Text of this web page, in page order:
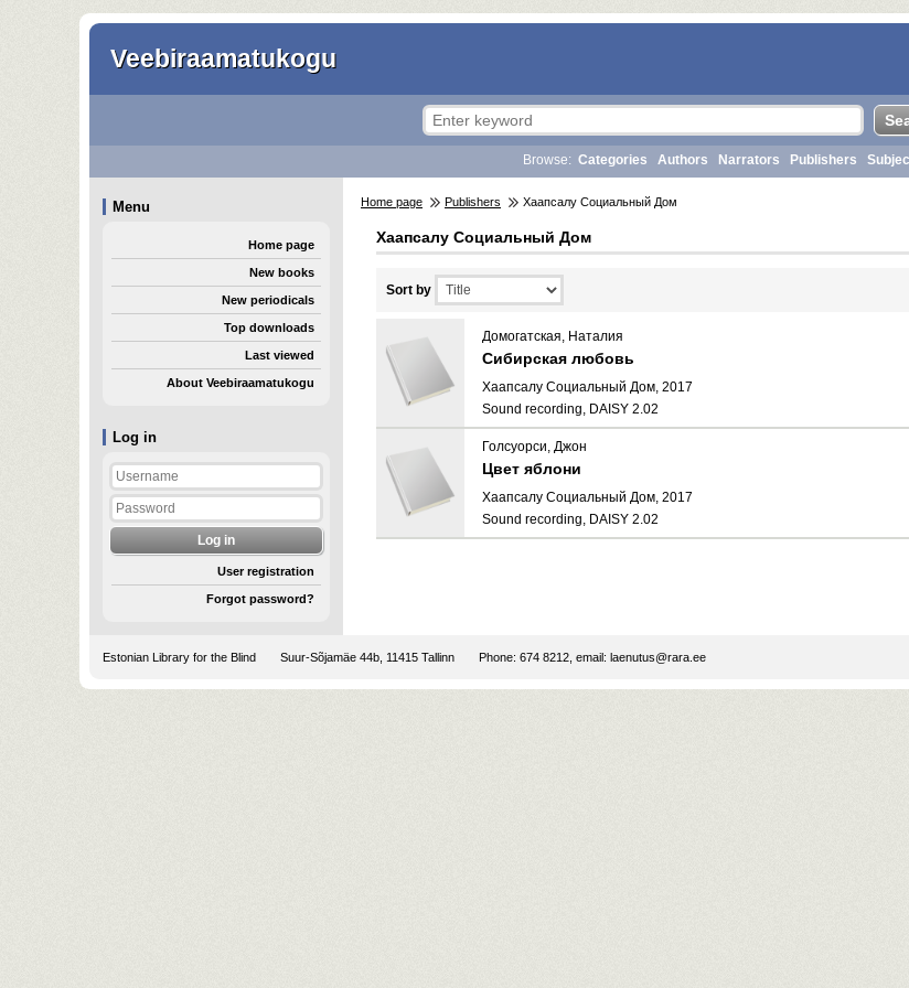
Veebiraamatukogu
Log in
User registration
Forgot password?
Browse: Categories Authors Narrators Publishers
Menu
Home page
New books
New periodicals
Top downloads
Last viewed
About Veebiraamatukogu
Home page Publishers Хаапсалу Социальный Дом
Хаапсалу Социальный Дом
Sort by
Домогатская, Наталия
Сибирская любовь
Хаапсалу Социальный Дом, 2017
Sound recording, DAISY 2.02
Голсуорси, Джон
Цвет яблони
Хаапсалу Социальный Дом, 2017
Sound recording, DAISY 2.02
Estonian Library for the Blind Suur-Sõjamäe 44b, 11415 Tallinn Phone: 674 8212, email: laenutus@rara.ee